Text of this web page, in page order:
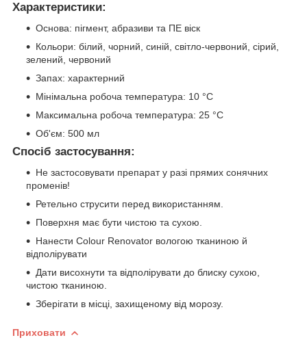
Характеристики:
Основа: пігмент, абразиви та ПЕ віск
Кольори: білий, чорний, синій, світло-червоний, сірий,
зелений, червоний
Запах: характерний
Мінімальна робоча температура: 10 °C
Максимальна робоча температура: 25 °C
Об'єм: 500 мл
Спосіб застосування:
Не застосовувати препарат у разі прямих сонячних
променів!
Ретельно струсити перед використанням.
Поверхня має бути чистою та сухою.
Нанести Colour Renovator вологою тканиною й
відполірувати
Дати висохнути та відполірувати до блиску сухою,
чистою тканиною.
Зберігати в місці, захищеному від морозу.
Приховати